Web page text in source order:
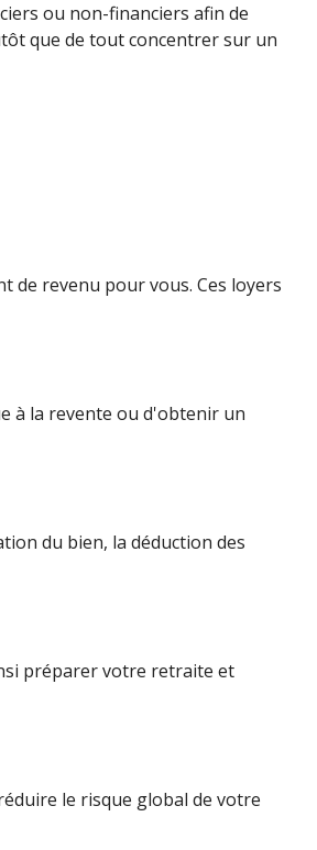
ou non-financiers afin de
que de tout concentrer sur un
de revenu pour vous. Ces loyers
à la revente ou d'obtenir un
du bien, la déduction des
préparer votre retraite et
le risque global de votre